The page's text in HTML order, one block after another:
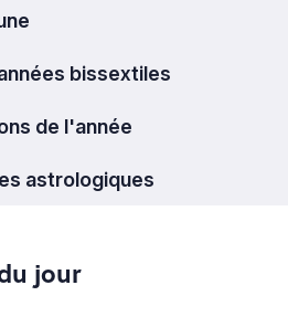
bissextiles
de l'année
astrologiques
jour